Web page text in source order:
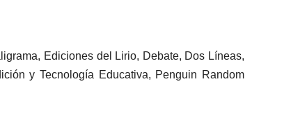
Ediciones del Lirio, Debate, Dos Líneas,
y Tecnología Educativa, Penguin Random